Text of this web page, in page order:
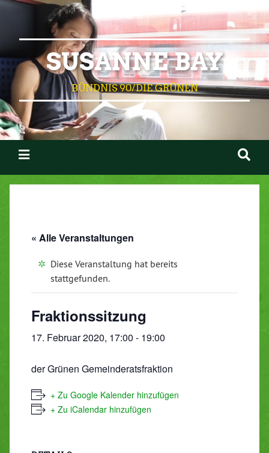
SUSANNE BAY
BÜNDNIS 90/DIE GRÜNEN
« Alle Veranstaltungen
Diese Veranstaltung hat bereits
stattgefunden.
Fraktionssitzung
17. Februar 2020, 17:00 - 19:00
der Grünen Gemeinderatsfraktion
+ Zu Google Kalender hinzufügen
+ Zu iCalendar hinzufügen